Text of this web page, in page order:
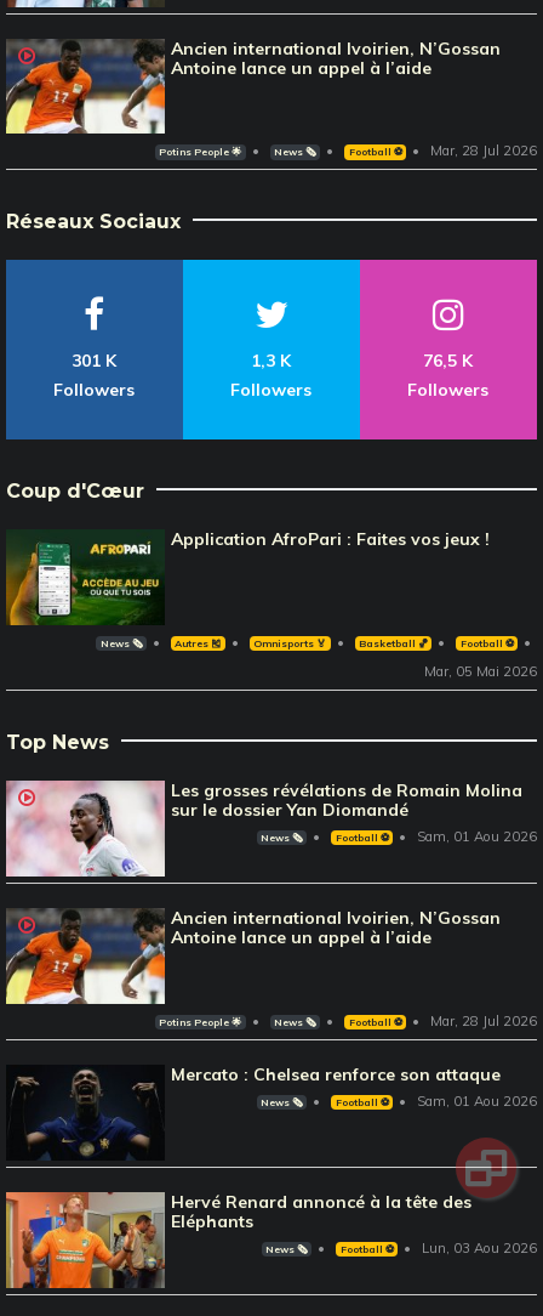
Ancien international Ivoirien, N’Gossan
Antoine lance un appel à l’aide
Potins People 🌟 News 🗞️ Football ⚽️ Mar, 28 Jul 2026
Réseaux Sociaux
301 K
Followers
1,3 K
Followers
76,5 K
Followers
Coup d'Cœur
Application AfroPari : Faites vos jeux !
News 🗞️ Autres 🎽 Omnisports 🏅 Basketball 🏀 Football ⚽️
Mar, 05 Mai 2026
Top News
Les grosses révélations de Romain Molina
sur le dossier Yan Diomandé
News 🗞️ Football ⚽️ Sam, 01 Aou 2026
Ancien international Ivoirien, N’Gossan
Antoine lance un appel à l’aide
Potins People 🌟 News 🗞️ Football ⚽️ Mar, 28 Jul 2026
Mercato : Chelsea renforce son attaque
News 🗞️ Football ⚽️ Sam, 01 Aou 2026
Hervé Renard annoncé à la tête des
Eléphants
News 🗞️ Football ⚽️ Lun, 03 Aou 2026